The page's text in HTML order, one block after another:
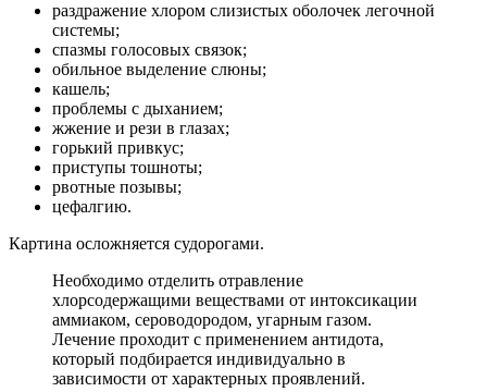
раздражение хлором слизистых оболочек легочной
системы;
спазмы голосовых связок;
обильное выделение слюны;
кашель;
проблемы с дыханием;
жжение и рези в глазах;
горький привкус;
приступы тошноты;
рвотные позывы;
цефалгию.
Картина осложняется судорогами.
Необходимо отделить отравление
хлорсодержащими веществами от интоксикации
аммиаком, сероводородом, угарным газом.
Лечение проходит с применением антидота,
который подбирается индивидуально в
зависимости от характерных проявлений.